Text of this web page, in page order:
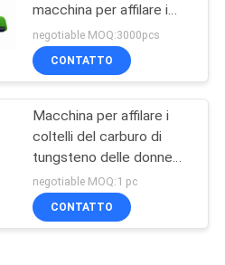
18
macchina per affilare i
coltelli del carburo di
tungsteno che imballa
125*22*15mm
negotiable MOQ:3000pcs
CONTATTO
Macchina per affilare i
coltelli del carburo di
tungsteno delle donne
per i coltelli ceramici,
61*65 millimetro
negotiable MOQ:1 pc
CONTATTO